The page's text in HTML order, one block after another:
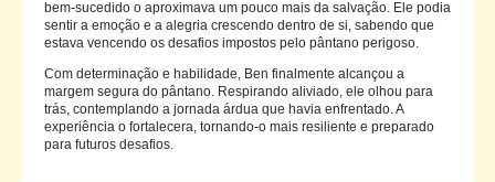
bem-sucedido o aproximava um pouco mais da salvação. Ele podia
sentir a emoção e a alegria crescendo dentro de si, sabendo que
estava vencendo os desafios impostos pelo pântano perigoso.
Com determinação e habilidade, Ben finalmente alcançou a
margem segura do pântano. Respirando aliviado, ele olhou para
trás, contemplando a jornada árdua que havia enfrentado. A
experiência o fortalecera, tornando-o mais resiliente e preparado
para futuros desafios.